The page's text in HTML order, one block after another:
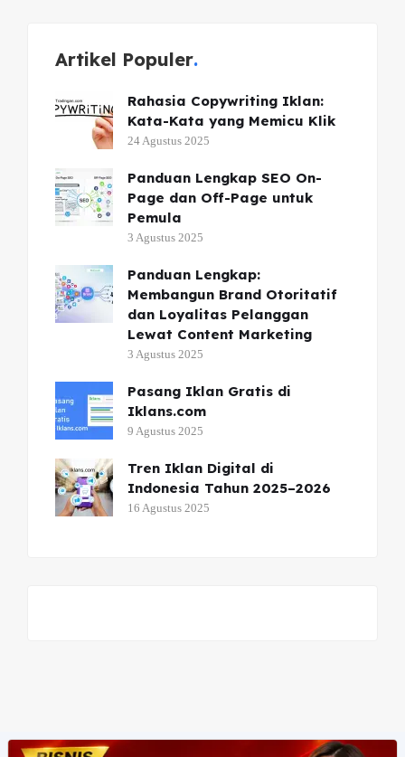
Artikel Populer
Rahasia Copywriting Iklan:
Kata-Kata yang Memicu Klik
24 Agustus 2025
Panduan Lengkap SEO On-
Page dan Off-Page untuk
Pemula
3 Agustus 2025
Panduan Lengkap:
Membangun Brand Otoritatif
dan Loyalitas Pelanggan
Lewat Content Marketing
3 Agustus 2025
Pasang Iklan Gratis di
Iklans.com
9 Agustus 2025
Tren Iklan Digital di
Indonesia Tahun 2025–2026
16 Agustus 2025